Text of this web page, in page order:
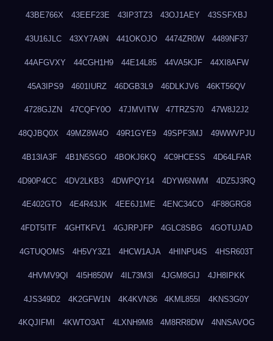
43BE766X 43EEF23E 43IP3TZ3 43OJ1AEY 43SSFXBJ
43U16JLC 43XY7A9N 441OKOJO 4474ZR0W 4489NF37
44AFGVXY 44CGH1H9 44E14L85 44VA5KJF 44XI8AFW
45A3IPS9 4601IURZ 46DGB3L9 46DLKJV6 46KT56QV
4728GJZN 47CQFY0O 47JMVITW 47TRZS70 47W8J2J2
48QJBQ0X 49MZ8W4O 49R1GYE9 49SPF3MJ 49WWVPJU
4B13IA3F 4B1N5SGO 4BOKJ6KQ 4C9HCESS 4D64LFAR
4D90P4CC 4DV2LKB3 4DWPQY14 4DYW6NWM 4DZ5J3RQ
4E402GTO 4E4R43JK 4EE6J1ME 4ENC34CO 4F88GRG8
4FDT5ITF 4GHTKFV1 4GJRPJFP 4GLC8SBG 4GOTUJAD
4GTUQOMS 4H5VY3Z1 4HCW1AJA 4HINPU4S 4HSR603T
4HVMV9QI 4I5H850W 4IL73M3I 4JGM8GIJ 4JH8IPKK
4JS349D2 4K2GFW1N 4K4KVN36 4KML855I 4KNS3G0Y
4KQJIFMI 4KWTO3AT 4LXNH9M8 4M8RR8DW 4NNSAVOG